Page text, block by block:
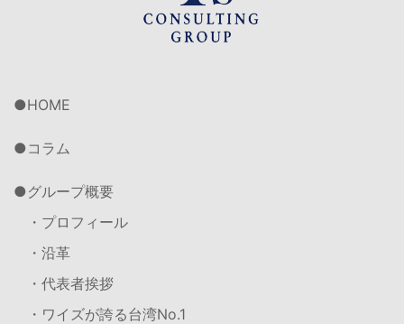
HOME
コラム
グループ概要
・プロフィール
・沿革
・代表者挨拶
・ワイズが誇る台湾No.1